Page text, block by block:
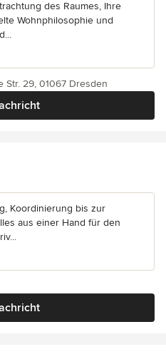
des Raumes, Ihre
Wohnphilosophie und
Str. 29, 01067 Dresden
Koordinierung bis zur
aus einer Hand für den